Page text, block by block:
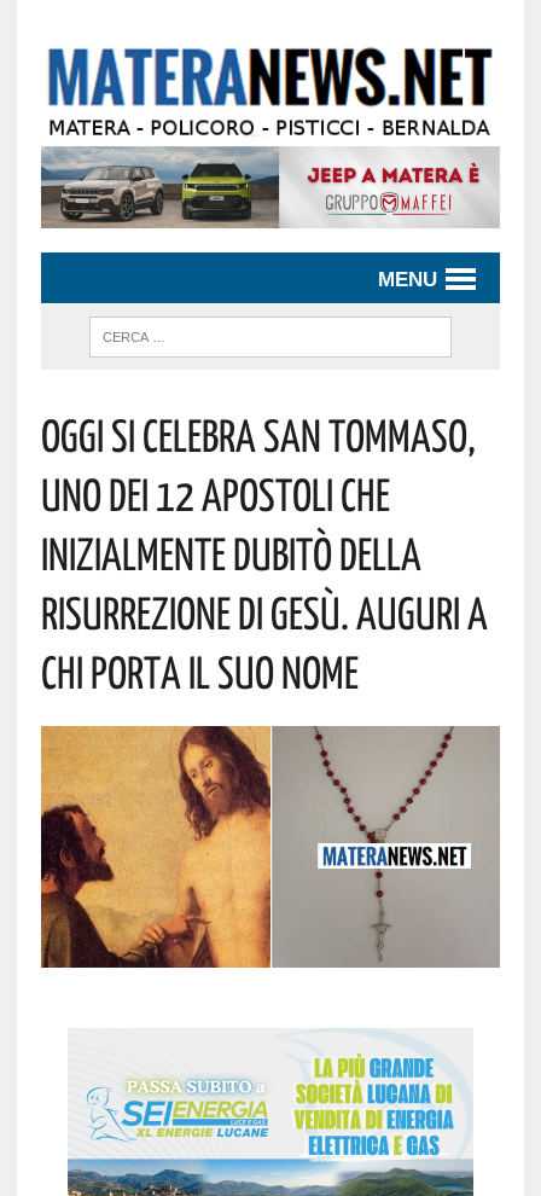
MENU
Oggi Si Celebra San Tommaso,
Uno Dei 12 Apostoli Che
Inizialmente Dubitò Della
Risurrezione Di Gesù. Auguri A
Chi Porta Il Suo Nome